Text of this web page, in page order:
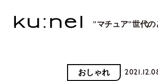
"マチュア"世代の
おしゃれ